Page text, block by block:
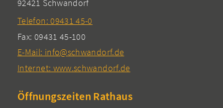
92421 Schwandorf
Telefon: 09431 45-0
Fax: 09431 45-100
E-Mail: info@schwandorf.de
Internet: www.schwandorf.de
Öffnungszeiten Rathaus